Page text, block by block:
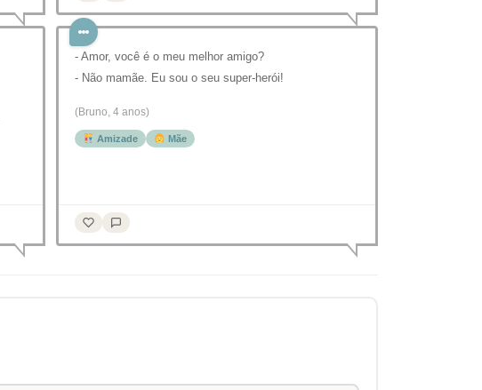
- Amor, você é o meu melhor amigo?
- Não mamãe. Eu sou o seu super-herói!
(Bruno, 4 anos)
Amizade Mãe